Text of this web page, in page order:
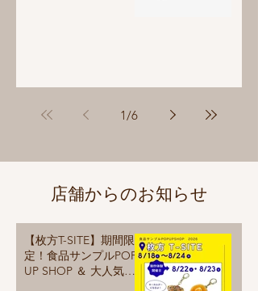
1 /6
店舗からのお知らせ
【枚方T-SITE】期間限
定！食品サンプルPOP
UP SHOP ＆ 大人気ワ